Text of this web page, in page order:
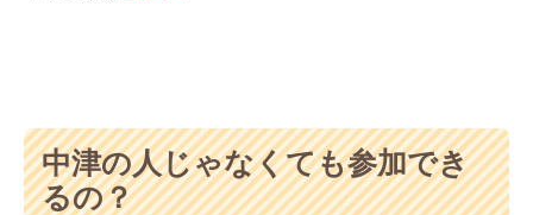
中津の人じゃなくても参加でき
るの？